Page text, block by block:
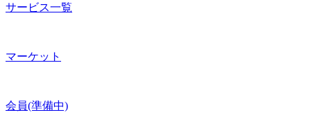
サービス一覧
マーケット
会員(準備中)